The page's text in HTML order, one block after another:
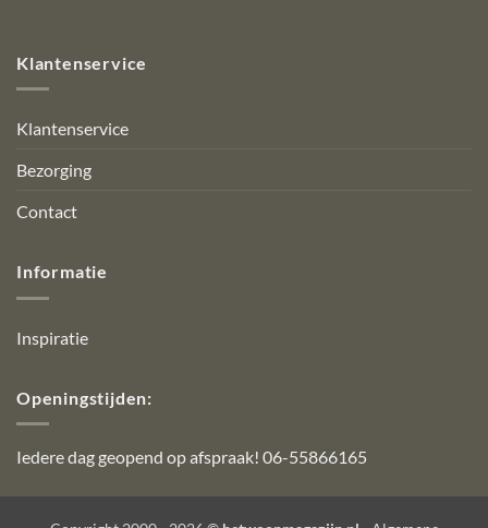
Klantenservice
Klantenservice
Bezorging
Contact
Informatie
Inspiratie
Openingstijden:
Iedere dag geopend op afspraak! 06-55866165